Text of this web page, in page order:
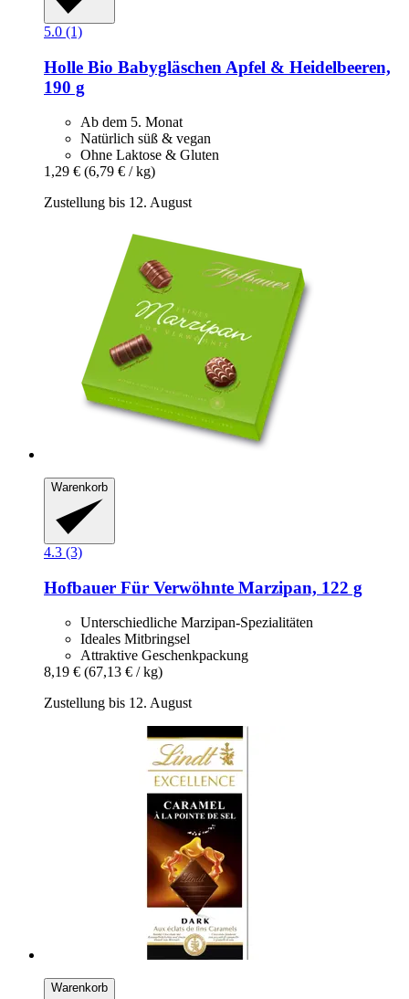
5.0 (1)
Holle Bio Babygläschen Apfel & Heidelbeeren,
190 g
Ab dem 5. Monat
Natürlich süß & vegan
Ohne Laktose & Gluten
1,29 € (6,79 € / kg)
Zustellung bis 12. August
Warenkorb
4.3 (3)
Hofbauer Für Verwöhnte Marzipan, 122 g
Unterschiedliche Marzipan-Spezialitäten
Ideales Mitbringsel
Attraktive Geschenkpackung
8,19 € (67,13 € / kg)
Zustellung bis 12. August
Warenkorb